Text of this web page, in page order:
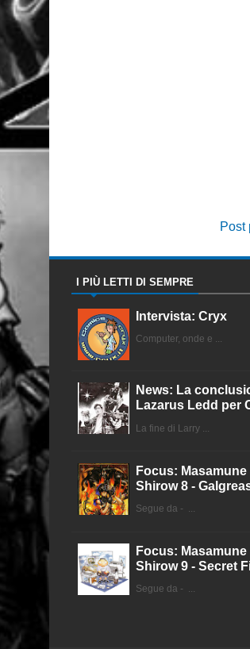
Post
I PIÙ LETTI DI SEMPRE
Intervista: Cryx
Computer, onde e ...
News: La
Lazarus Ledd per
La fine di Larry ...
Focus: Masamune
Shirow 8 -
Segue da - ...
Focus: Masamune
Shirow 9 - Secret
Segue da - ...